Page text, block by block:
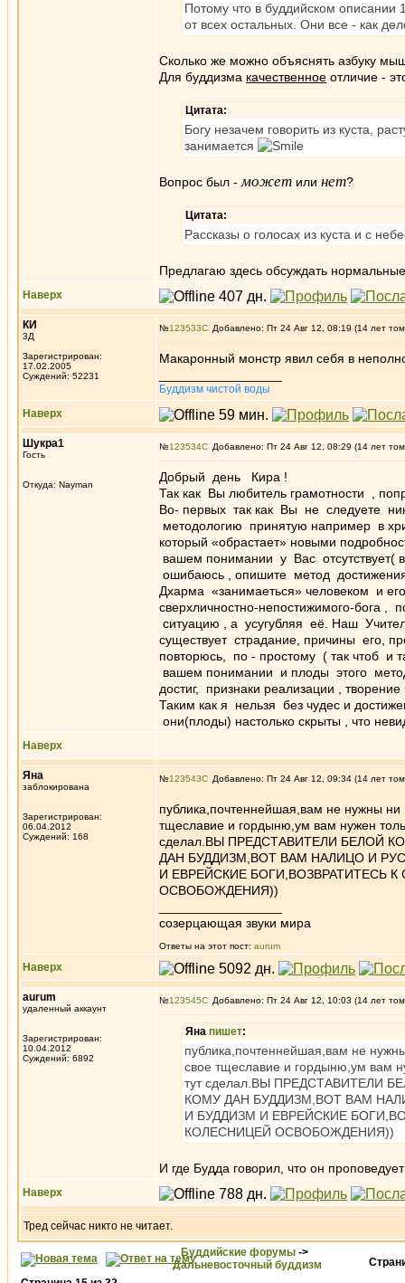
Потому что в буддийском описании
от всех остальных. Они все - как
Сколько же можно объяснять азбуку
Для буддизма качественное отличие -
Цитата:
Богу незачем говорить из куста,
занимается
Вопрос был - может или нет?
Цитата:
Рассказы о голосах из куста и с
Предлагаю здесь обсуждать
Наверх
КИ
3Д
Зарегистрирован:
17.02.2005
Суждений: 52231
№123533 Добавлено: Пт 24 Авг 12, 08:19 (14 лет
Макаронный монстр явил себя в
Буддизм чистой воды
Наверх
Шукра1
Гость
Откуда: Nayman
№123534 Добавлено: Пт 24 Авг 12, 08:29 (14 лет
Добрый день Кира !
Так как Вы любитель грамотности ,
Во- первых так как Вы не следуете
методологию принятую например в
который «обрастает» новыми
вашем понимании у Вас отсутствует(
ошибаюсь , опишите метод
Дхарма «занимаеться» человеком и
сверхличностно-непостижимого-бога
ситуацию , а усугубляя её. Наш
существует страдание, причины его,
повторюсь, по - простому ( так чтоб и
вашем понимании и плоды этого
достиг, признаки реализации ,
Таким как я нельзя без чудес и
они(плоды) настолько скрыты , что
Наверх
Яна
заблокирована
Зарегистрирован:
06.04.2012
Суждений: 168
№123543 Добавлено: Пт 24 Авг 12, 09:34 (14 лет
публика,почтеннейшая,вам не нужны
тщеславие и гордыню,ум вам нужен
сделал.ВЫ ПРЕДСТАВИТЕЛИ БЕЛОЙ
ДАН БУДДИЗМ,ВОТ ВАМ НАЛИЦО И
И ЕВРЕЙСКИЕ БОГИ,ВОЗВРАТИТЕСЬ
ОСВОБОЖДЕНИЯ))
созерцающая звуки мира
Ответы на этот пост: aurum
Наверх
aurum
удаленный аккаунт
Зарегистрирован:
10.04.2012
Суждений: 6892
№123545 Добавлено: Пт 24 Авг 12, 10:03 (14 лет
Яна пишет:
публика,почтеннейшая,вам не
свое тщеславие и гордыню,ум вам
тут сделал.ВЫ
КОМУ ДАН БУДДИЗМ,ВОТ ВАМ
И БУДДИЗМ И ЕВРЕЙСКИЕ
КОЛЕСНИЦЕЙ ОСВОБОЖДЕНИЯ))
И где Будда говорил, что он
Наверх
Тред сейчас никто не читает.
Буддийские форумы ->
Дальневосточный буддизм